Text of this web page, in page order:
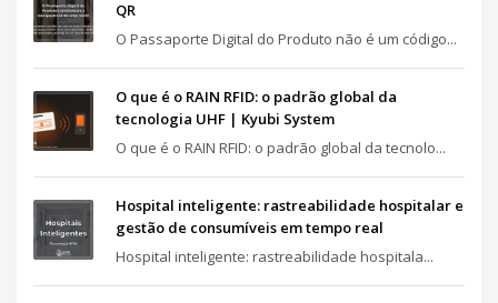
QR
O Passaporte Digital do Produto não é um código...
O que é o RAIN RFID: o padrão global da
tecnologia UHF | Kyubi System
O que é o RAIN RFID: o padrão global da tecnolo...
Hospital inteligente: rastreabilidade hospitalar e
gestão de consumíveis em tempo real
Hospital inteligente: rastreabilidade hospitala...